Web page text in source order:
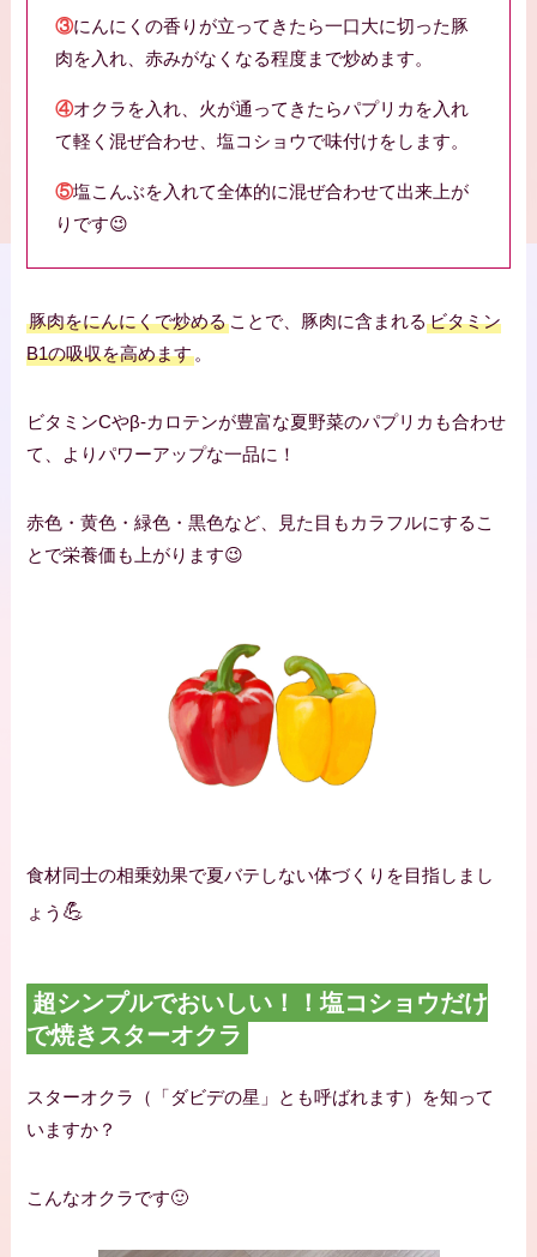
③にんにくの香りが立ってきたら一口大に切った豚
肉を入れ、赤みがなくなる程度まで炒めます。
④オクラを入れ、火が通ってきたらパプリカを入れ
て軽く混ぜ合わせ、塩コショウで味付けをします。
⑤塩こんぶを入れて全体的に混ぜ合わせて出来上が
りです😉
豚肉をにんにくで炒める ことで、豚肉に含まれるビタミン
B1の吸収を高めます 。
ビタミンCやβ-カロテンが豊富な夏野菜のパプリカも合わせ
て、よりパワーアップな一品に！
赤色・黄色・緑色・黒色など、見た目もカラフルにするこ
とで栄養価も上がります😉
食材同士の相乗効果で夏バテしない体づくりを目指しまし
ょう 💪
超シンプルでおいしい！！塩コショウだけ
で焼きスターオクラ
スターオクラ（「ダビデの星」とも呼ばれます）を知って
いますか？
こんなオクラです🙂